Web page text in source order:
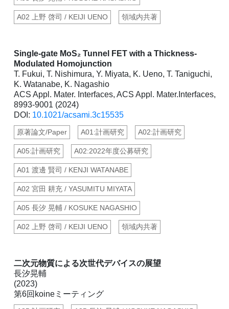
A02 上野 啓司 / KEIJI UENO 領域内共著
Single-gate MoS₂ Tunnel FET with a Thickness-
Modulated Homojunction
T. Fukui, T. Nishimura, Y. Miyata, K. Ueno, T. Taniguchi,
K. Watanabe, K. Nagashio
ACS Appl. Mater. Interfaces, ACS Appl. Mater.Interfaces,
8993-9001 (2024)
DOI: 10.1021/acsami.3c15535
原著論文/Paper A01:計画研究 A02:計画研究
A05:計画研究 A02:2022年度公募研究
A01 渡邊 賢司 / KENJI WATANABE
A02 宮田 耕充 / YASUMITU MIYATA
A05 長汐 晃輔 / KOSUKE NAGASHIO
A02 上野 啓司 / KEIJI UENO 領域内共著
二次元物質による次世代デバイスの展望
長汐晃輔
(2023)
第6回koineミーティング